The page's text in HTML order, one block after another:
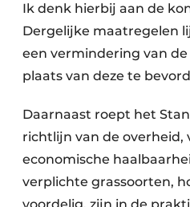
Ik denk hierbij aan de
Dergelijke maatregelen
een vermindering van
plaats van deze te
Daarnaast roept het
richtlijn van de overheid,
economische
verplichte grassoorten,